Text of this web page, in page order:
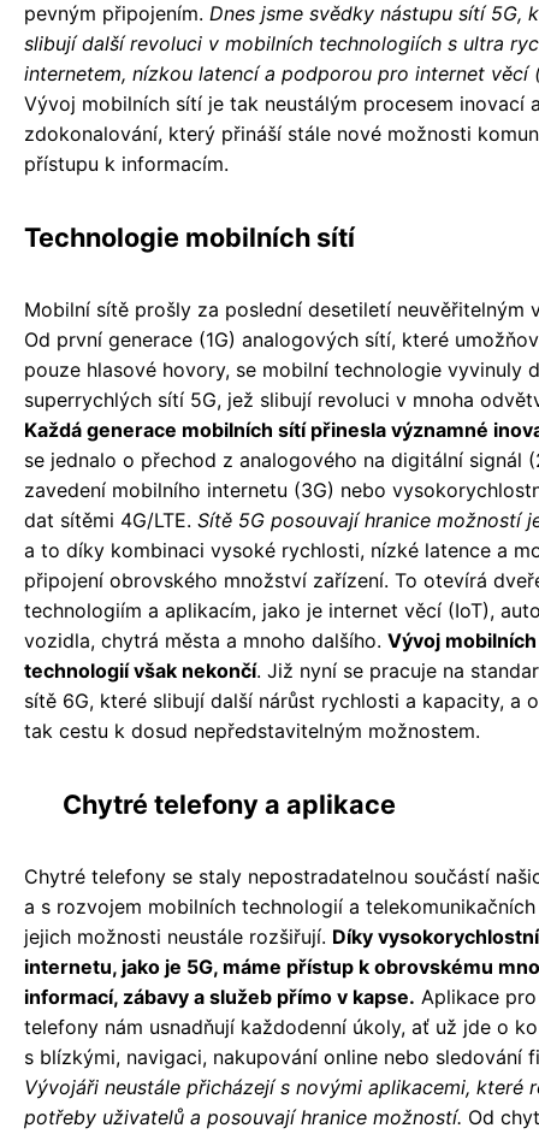
pevným připojením. Dnes jsme svědky nástupu sítí 5G,
slibují další revoluci v mobilních technologiích s ultra
internetem, nízkou latencí a podporou pro internet věcí
Vývoj mobilních sítí je tak neustálým procesem inovací
zdokonalování, který přináší stále nové možnosti
přístupu k informacím.
Technologie mobilních sítí
Mobilní sítě prošly za poslední desetiletí neuvěřitelným
Od první generace (1G) analogových sítí, které
pouze hlasové hovory, se mobilní technologie vyvinuly
superrychlých sítí 5G, jež slibují revoluci v mnoha
Každá generace mobilních sítí přinesla významné
se jednalo o přechod z analogového na digitální signál
zavedení mobilního internetu (3G) nebo
dat sítěmi 4G/LTE. Sítě 5G posouvají hranice možností
a to díky kombinaci vysoké rychlosti, nízké latence a
připojení obrovského množství zařízení. To otevírá
technologiím a aplikacím, jako je internet věcí (IoT),
vozidla, chytrá města a mnoho dalšího. Vývoj mobilních
technologií však nekončí. Již nyní se pracuje na
sítě 6G, které slibují další nárůst rychlosti a kapacity, a
tak cestu k dosud nepředstavitelným možnostem.
Chytré telefony a aplikace
Chytré telefony se staly nepostradatelnou součástí
a s rozvojem mobilních technologií a
jejich možnosti neustále rozšiřují. Díky
internetu, jako je 5G, máme přístup k obrovskému
informací, zábavy a služeb přímo v kapse. Aplikace
telefony nám usnadňují každodenní úkoly, ať už jde o
s blízkými, navigaci, nakupování online nebo sledování
Vývojáři neustále přicházejí s novými aplikacemi, které
potřeby uživatelů a posouvají hranice možností. Od